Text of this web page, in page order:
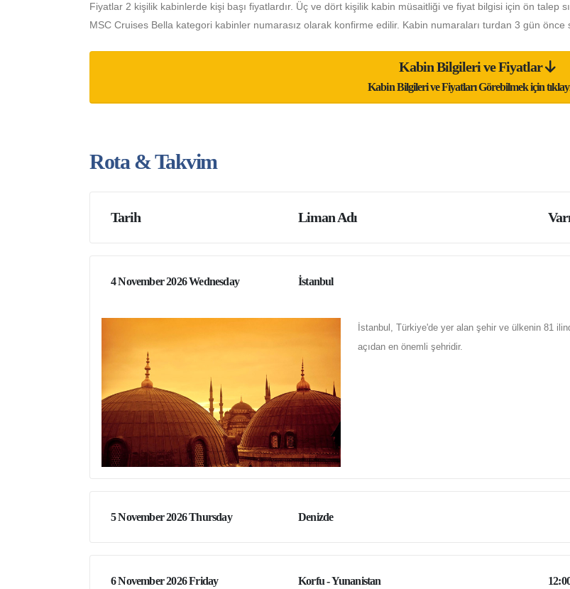
Fiyatlar 2 kişilik kabinlerde kişi başı fiyatlardır. Üç ve dört kişilik kabin müsaitliği ve fiyat bilgisi için ön talep
MSC Cruises Bella kategori kabinler numarasız olarak konfirme edilir. Kabin numaraları turdan 3 gün
Kabin Bilgileri ve Fiyatlar
Kabin Bilgileri ve Fiyatları Görebilmek için
Rota & Takvim
Tarih Liman Adı
4 November 2026 Wednesday İstanbul
İstanbul, Türkiye'de yer alan şehir ve ülkenin 81
açıdan en önemli şehridir.
5 November 2026 Thursday Denizde
6 November 2026 Friday Korfu - Yunanistan